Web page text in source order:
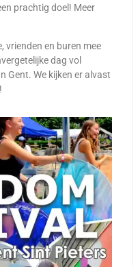
prachtig doel! Meer
vrienden en buren mee
dag vol
Gent. We kijken er alvast